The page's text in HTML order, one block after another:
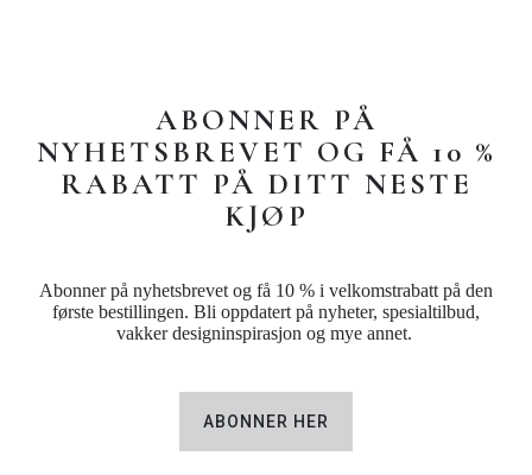
ABONNER PÅ
NYHETSBREVET OG FÅ 10 %
RABATT PÅ DITT NESTE
KJØP
Abonner på nyhetsbrevet og få 10 % i velkomstrabatt på den
første bestillingen. Bli oppdatert på nyheter, spesialtilbud,
vakker designinspirasjon og mye annet.
ABONNER HER